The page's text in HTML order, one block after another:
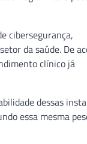
cibersegurança,
da saúde. De
clínico já
dessas
essa mesma